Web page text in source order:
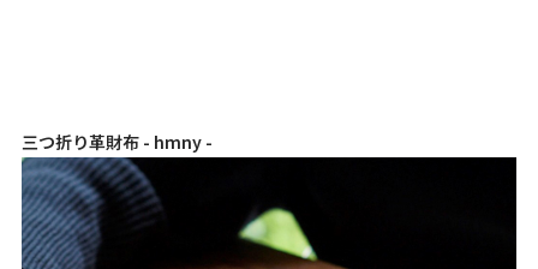
三つ折り革財布 - hmny -